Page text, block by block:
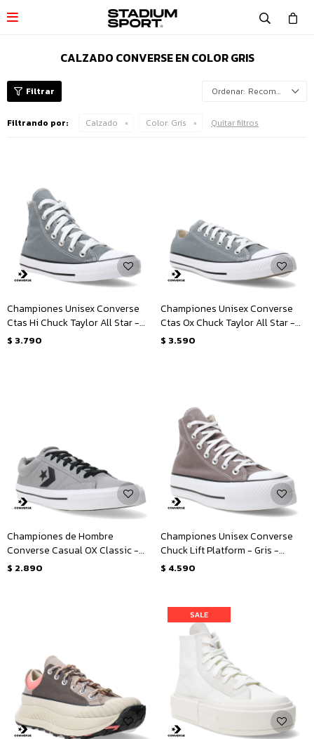

CALZADO CONVERSE EN COLOR GRIS
Recomendados
Filtrando por: Calzado Color: Gris Quitar filtros
Championes Unisex Converse
Ctas Hi Chuck Taylor All Star -
Gris
$ 3.790
Championes Unisex Converse
Ctas Ox Chuck Taylor All Star -
Gris - Blanco
$ 3.590
Championes de Hombre
Converse Casual OX Classic -
Gris - Negro - Blanco
$ 2.890
Championes Unisex Converse
Chuck Lift Platform - Gris -
Blanco
$ 4.590